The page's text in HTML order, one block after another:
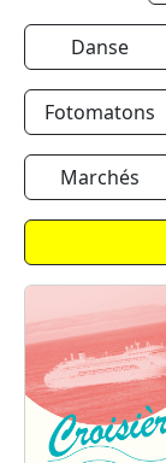
Danse
Fotomatons
Marchés